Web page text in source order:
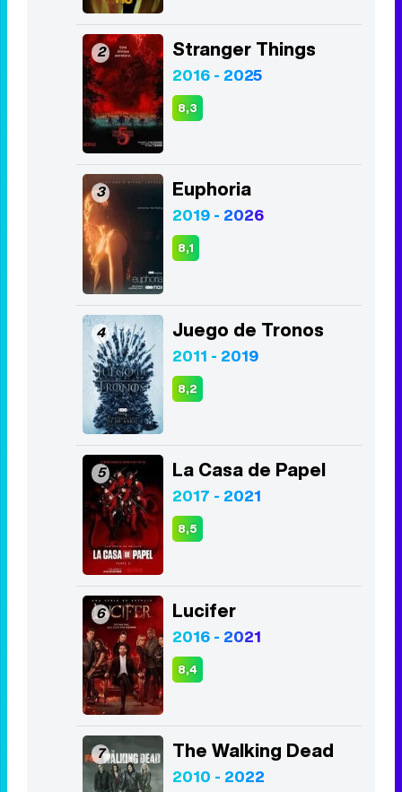
Top Series
1 Vis a vis
8,4
2 Stranger Things
8,3
3 Euphoria
8,1
4 Juego de Tronos
8,2
5 La Casa de Papel
8,5